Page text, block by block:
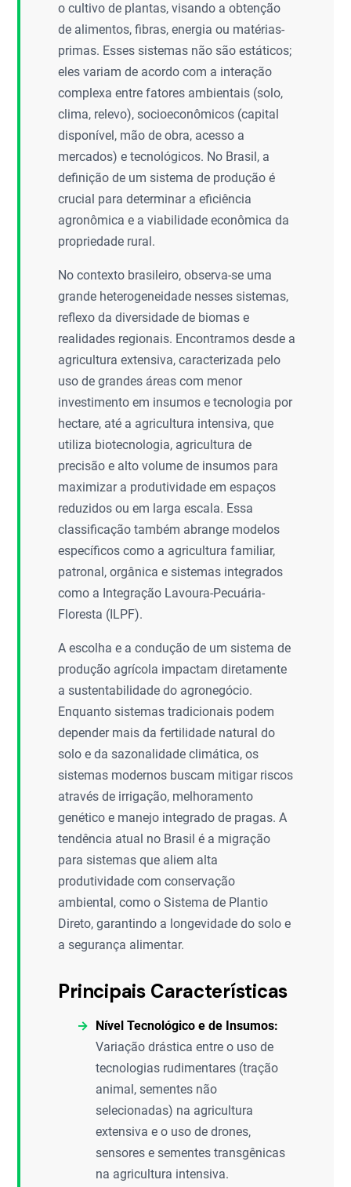
o cultivo de plantas, visando a obtenção
de alimentos, fibras, energia ou matérias-
primas. Esses sistemas não são estáticos;
eles variam de acordo com a interação
complexa entre fatores ambientais (solo,
clima, relevo), socioeconômicos (capital
disponível, mão de obra, acesso a
mercados) e tecnológicos. No Brasil, a
definição de um sistema de produção é
crucial para determinar a eficiência
agronômica e a viabilidade econômica da
propriedade rural.
No contexto brasileiro, observa-se uma
grande heterogeneidade nesses sistemas,
reflexo da diversidade de biomas e
realidades regionais. Encontramos desde a
agricultura extensiva, caracterizada pelo
uso de grandes áreas com menor
investimento em insumos e tecnologia por
hectare, até a agricultura intensiva, que
utiliza biotecnologia, agricultura de
precisão e alto volume de insumos para
maximizar a produtividade em espaços
reduzidos ou em larga escala. Essa
classificação também abrange modelos
específicos como a agricultura familiar,
patronal, orgânica e sistemas integrados
como a Integração Lavoura-Pecuária-
Floresta (ILPF).
A escolha e a condução de um sistema de
produção agrícola impactam diretamente
a sustentabilidade do agronegócio.
Enquanto sistemas tradicionais podem
depender mais da fertilidade natural do
solo e da sazonalidade climática, os
sistemas modernos buscam mitigar riscos
através de irrigação, melhoramento
genético e manejo integrado de pragas. A
tendência atual no Brasil é a migração
para sistemas que aliem alta
produtividade com conservação
ambiental, como o Sistema de Plantio
Direto, garantindo a longevidade do solo e
a segurança alimentar.
Principais Características
Nível Tecnológico e de Insumos:
Variação drástica entre o uso de
tecnologias rudimentares (tração
animal, sementes não
selecionadas) na agricultura
extensiva e o uso de drones,
sensores e sementes transgênicas
na agricultura intensiva.